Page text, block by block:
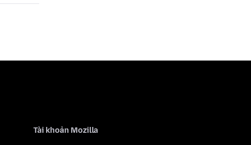
Tài khoản Mozilla